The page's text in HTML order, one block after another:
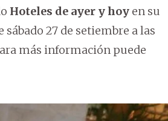
Hoteles de ayer y hoy en su
27 de setiembre a las
más información puede